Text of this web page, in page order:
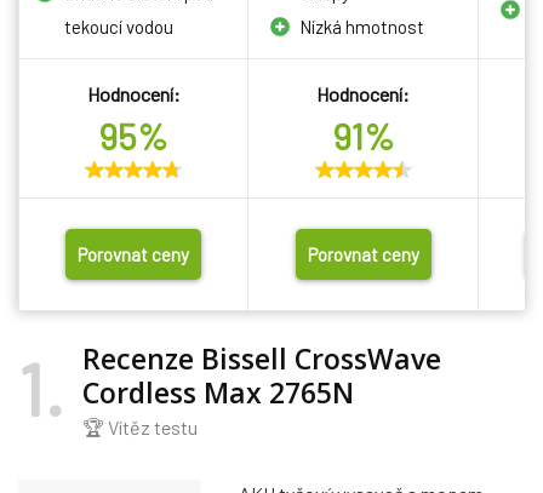
tekoucí vodou
Nízká hmotnost
Hodnocení:
95%
Hodnocení:
91%
Porovnat ceny Porovnat ceny
1
Recenze Bissell CrossWave
Cordless Max 2765N
🏆 Vítěz testu